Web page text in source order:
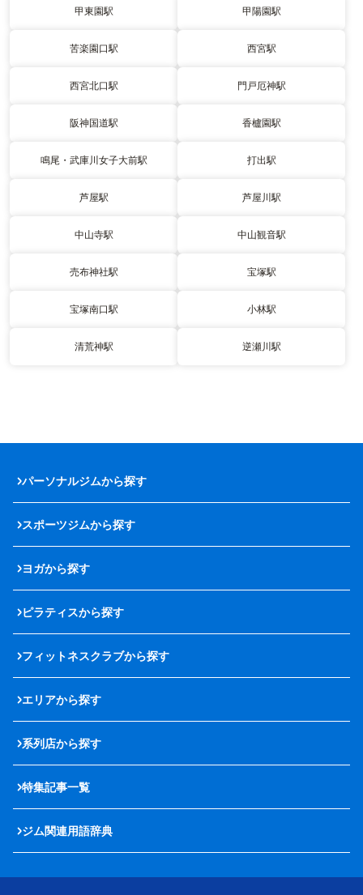
甲東園駅 甲陽園駅
苦楽園口駅 西宮駅
西宮北口駅 門戸厄神駅
阪神国道駅 香櫨園駅
鳴尾・武庫川女子大前駅 打出駅
芦屋駅 芦屋川駅
中山寺駅 中山観音駅
売布神社駅 宝塚駅
宝塚南口駅 小林駅
清荒神駅 逆瀬川駅
パーソナルジムから探す
スポーツジムから探す
ヨガから探す
ピラティスから探す
フィットネスクラブから探す
エリアから探す
系列店から探す
特集記事一覧
ジム関連用語辞典